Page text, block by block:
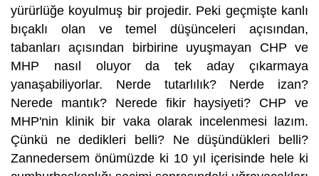
yürürlüğe koyulmuş bir projedir. Peki geçmişte kanlı
bıçaklı olan ve temel düşünceleri açısından,
tabanları açısından birbirine uyuşmayan CHP ve
MHP nasıl oluyor da tek aday çıkarmaya
yanaşabiliyorlar. Nerde tutarlılık? Nerde izan?
Nerede mantık? Nerede fikir haysiyeti? CHP ve
MHP'nin klinik bir vaka olarak incelenmesi lazım.
Çünkü ne dedikleri belli? Ne düşündükleri belli?
Zannedersem önümüzde ki 10 yıl içerisinde hele ki